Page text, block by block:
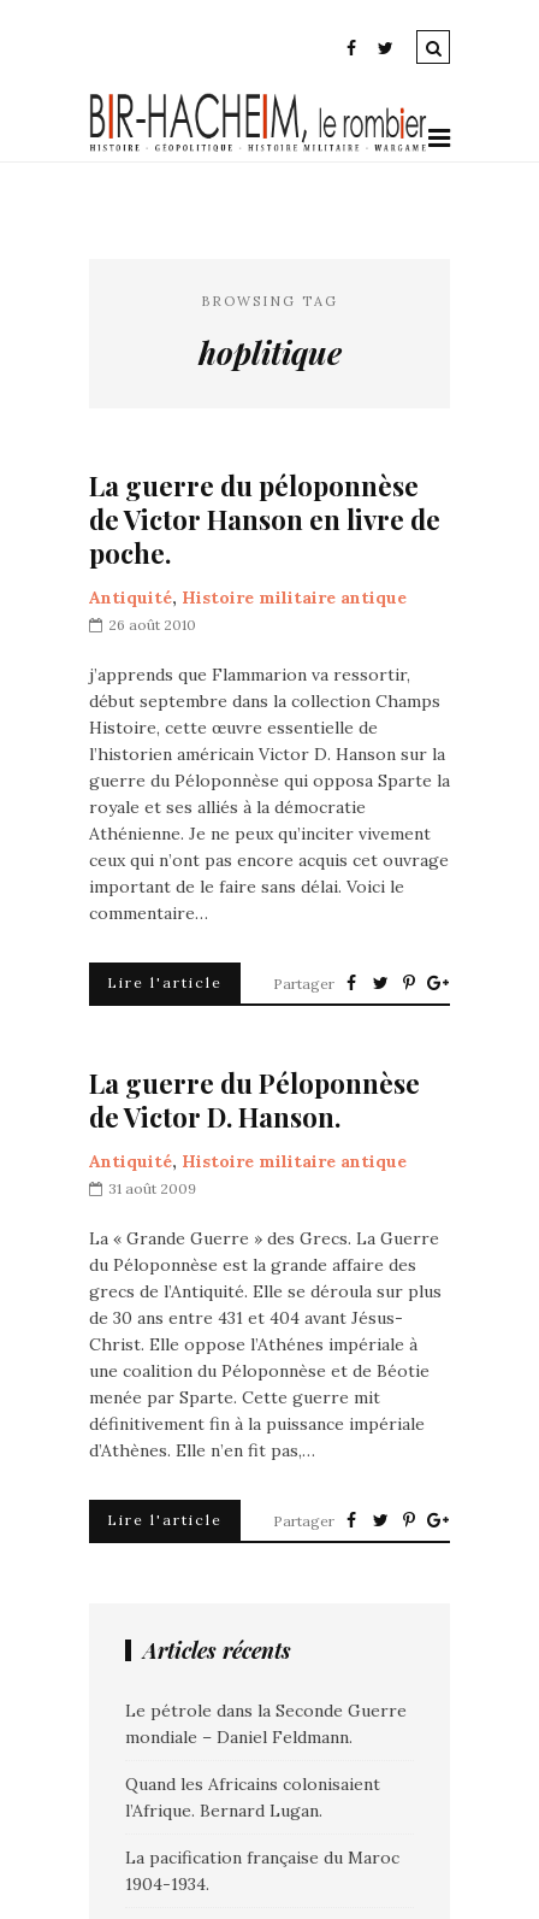
BROWSING TAG
hoplitique
La guerre du péloponnèse
de Victor Hanson en livre de
poche.
Antiquité, Histoire militaire antique
26 août 2010
j’apprends que Flammarion va ressortir,
début septembre dans la collection Champs
Histoire, cette œuvre essentielle de
l’historien américain Victor D. Hanson sur la
guerre du Péloponnèse qui opposa Sparte la
royale et ses alliés à la démocratie
Athénienne. Je ne peux qu’inciter vivement
ceux qui n’ont pas encore acquis cet ouvrage
important de le faire sans délai. Voici le
commentaire…
Lire l'article Partager
La guerre du Péloponnèse
de Victor D. Hanson.
Antiquité, Histoire militaire antique
31 août 2009
La « Grande Guerre » des Grecs. La Guerre
du Péloponnèse est la grande affaire des
grecs de l’Antiquité. Elle se déroula sur plus
de 30 ans entre 431 et 404 avant Jésus-
Christ. Elle oppose l’Athénes impériale à
une coalition du Péloponnèse et de Béotie
menée par Sparte. Cette guerre mit
définitivement fin à la puissance impériale
d’Athènes. Elle n’en fit pas,…
Lire l'article Partager
Articles récents
Le pétrole dans la Seconde Guerre
mondiale – Daniel Feldmann.
Quand les Africains colonisaient
l’Afrique. Bernard Lugan.
La pacification française du Maroc
1904-1934.